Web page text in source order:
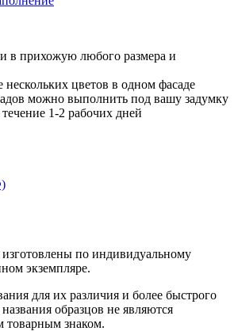
в прихожую любого размера и
цветов в одном фасаде
можно выполнить под вашу задумку
1-2 рабочих дней
по индивидуальному
экземпляре.
для их различия и более быстрого
образцов не являются
товарным знаком.